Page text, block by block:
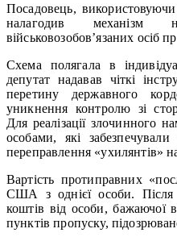
Посадовець,
налагодив механізм
військовозобов’язаних осіб
Схема полягала в
депутат надавав чіткі
перетину державного
уникнення контролю зі
Для реалізації злочинного
особами, які
переправлення «ухилянтів»
Вартість протиправних
США з однієї особи. Після
коштів від особи, бажаючої
пунктів пропуску,